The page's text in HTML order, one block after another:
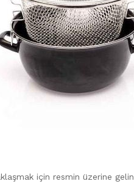
için resmin üzerine